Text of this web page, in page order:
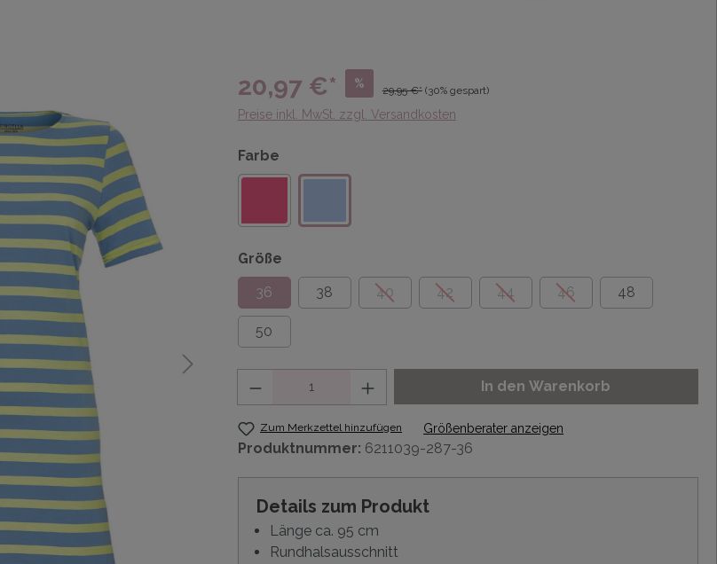
20,97 €* %
29,95 €* (30% gespart)
Preise inkl. MwSt. zzgl. Versandkosten
Farbe
Größe
36
38 40 42 44 46 48
50
In den Warenkorb
Zum Merkzettel hinzufügen Größenberater anzeigen
Produktnummer: 6211039-287-36
Details zum Produkt
Länge ca. 95 cm
Rundhalsausschnitt